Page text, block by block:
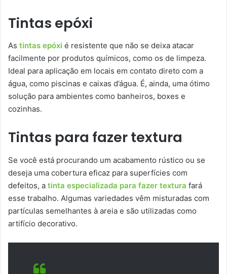
Tintas epóxi
As tintas epóxi é resistente que não se deixa atacar
facilmente por produtos químicos, como os de limpeza.
Ideal para aplicação em locais em contato direto com a
água, como piscinas e caixas d’água. É, ainda, uma ótimo
solução para ambientes como banheiros, boxes e
cozinhas.
Tintas para fazer textura
Se você está procurando um acabamento rústico ou se
deseja uma cobertura eficaz para superfícies com
defeitos, a tinta especializada para fazer textura fará
esse trabalho. Algumas variedades vêm misturadas com
partículas semelhantes à areia e são utilizadas como
artifício decorativo.